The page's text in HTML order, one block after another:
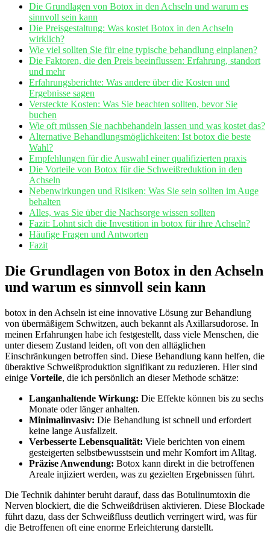
Die Grundlagen von ‌Botox in den ‌Achseln und⁢ warum es
sinnvoll ​sein kann
Die Preisgestaltung: Was kostet Botox in‌ den Achseln
wirklich?
Wie viel sollten Sie⁢ für eine typische behandlung einplanen?
Die Faktoren, die den Preis beeinflussen: Erfahrung, standort
und mehr
Erfahrungsberichte: Was andere über die Kosten ‌und
Ergebnisse sagen
Versteckte Kosten: Was Sie beachten sollten, bevor Sie
buchen
Wie oft müssen Sie nachbehandeln lassen und was kostet das?
Alternative⁢ Behandlungsmöglichkeiten: Ist botox die beste‍
Wahl?
Empfehlungen für die⁢ Auswahl einer qualifizierten praxis
Die Vorteile von Botox für die Schweißreduktion in den
‍Achseln
Nebenwirkungen und Risiken: Was Sie sein​ sollten im Auge
behalten
Alles,⁤ was Sie​ über die Nachsorge wissen sollten
Fazit: Lohnt sich die Investition in botox für ihre Achseln?
Häufige Fragen und Antworten
Fazit
Die Grundlagen von Botox in den ​Achseln
und warum es sinnvoll sein kann
botox⁤ in den Achseln ist eine innovative Lösung⁢ zur Behandlung
von⁣ übermäßigem Schwitzen, auch bekannt als Axillarsudorose. In
meinen Erfahrungen habe ⁢ich festgestellt, dass viele Menschen, die
unter diesem Zustand leiden, oft von den ⁣alltäglichen⁢
Einschränkungen betroffen‌ sind. Diese ​Behandlung kann helfen, die
überaktive ⁤Schweißproduktion signifikant zu reduzieren. Hier sind
einige Vorteile, die ich persönlich an dieser Methode schätze:
Langanhaltende Wirkung: Die Effekte können bis zu sechs⁣
Monate oder länger anhalten.
Minimalinvasiv: Die Behandlung ist‍ schnell und erfordert
keine lange Ausfallzeit.
Verbesserte Lebensqualität: Viele berichten von einem
gesteigerten selbstbewusstsein und mehr Komfort im Alltag.
Präzise Anwendung: Botox kann direkt in die betroffenen
Areale injiziert werden, was zu gezielten Ergebnissen führt.
Die Technik dahinter beruht darauf, dass das Botulinumtoxin die
Nerven blockiert,⁤ die die Schweißdrüsen aktivieren. Diese Blockade
​führt dazu, dass der Schweißfluss ⁣deutlich verringert wird, was für
die Betroffenen oft eine enorme Erleichterung darstellt.